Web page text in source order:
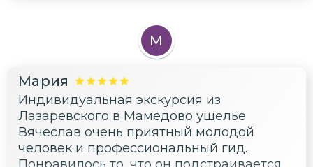
М
Мария
Индивидуальная экскурсия из
Лазаревского в Мамедово ущелье
Вячеслав очень приятный молодой
человек и профессиональный гид.